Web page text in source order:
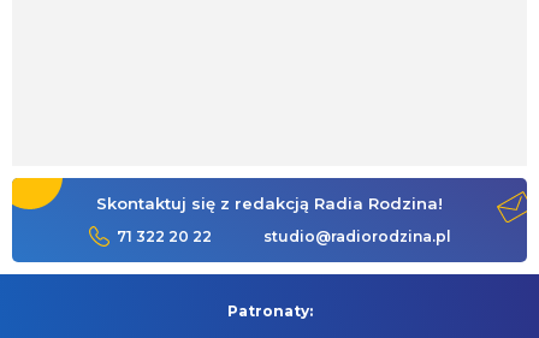
Skontaktuj się z redakcją Radia Rodzina!
71 322 20 22 studio@radiorodzina.pl
Patronaty: